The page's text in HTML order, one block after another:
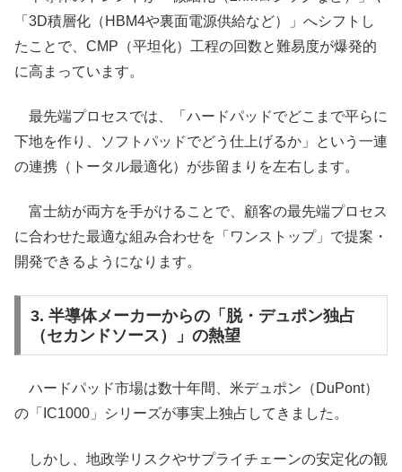
「3D積層化（HBM4や裏面電源供給など）」へシフトし
たことで、CMP（平坦化）工程の回数と難易度が爆発的
に高まっています。
最先端プロセスでは、「ハードパッドでどこまで平らに
下地を作り、ソフトパッドでどう仕上げるか」という一連
の連携（トータル最適化）が歩留まりを左右します。
富士紡が両方を手がけることで、顧客の最先端プロセス
に合わせた最適な組み合わせを「ワンストップ」で提案・
開発できるようになります。
3. 半導体メーカーからの「脱・デュポン独占
（セカンドソース）」の熱望
ハードパッド市場は数十年間、米デュポン（DuPont）
の「IC1000」シリーズが事実上独占してきました。
しかし、地政学リスクやサプライチェーンの安定化の観